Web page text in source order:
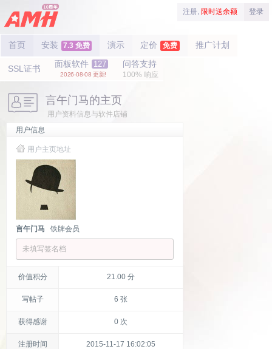
注册, 限时送余额 登录
首页 安装 7.3 免费 演示 定价 免费 推广计划
SSL证书 面板软件 127
2026-08-08 更新!
问答支持
100% 响应
言午门马的主页
用户资料信息与软件店铺
用户信息
用户主页地址
言午门马 铁牌会员
未填写签名档
价值积分 21.00 分
写帖子 6 张
获得感谢 0 次
注册时间 2015-11-17 16:02:05